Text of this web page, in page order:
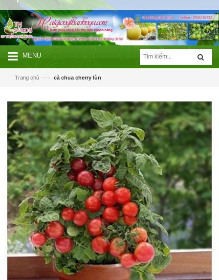
MENU
Trang chủ —› cà chua cherry lùn